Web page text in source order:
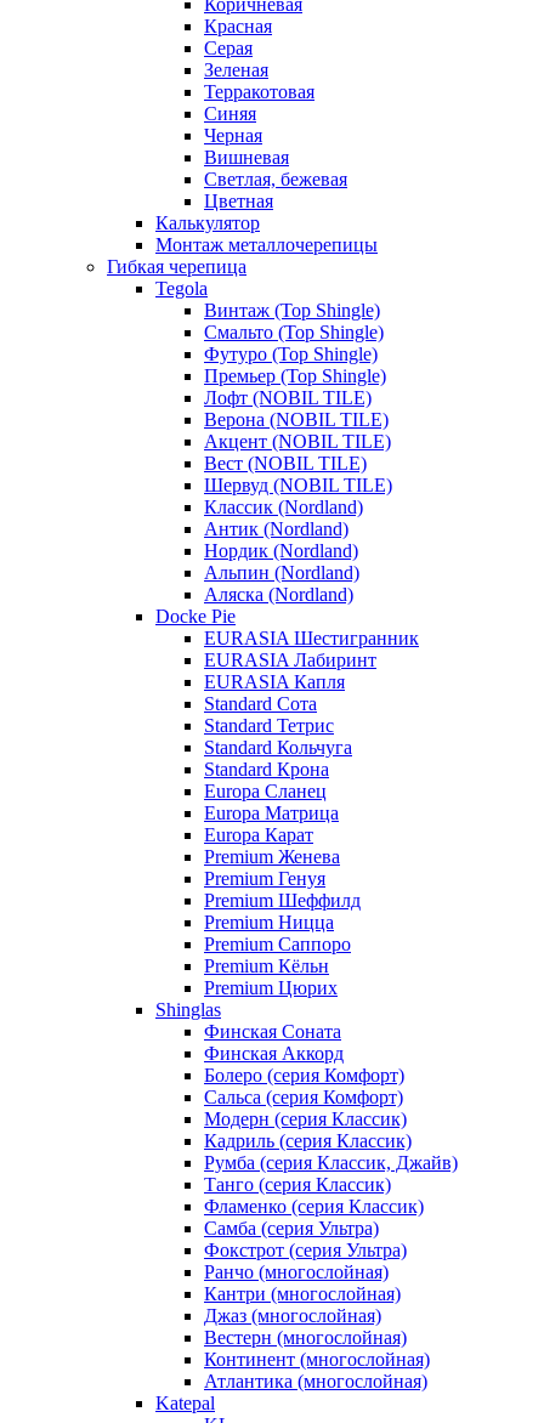
Коричневая
Красная
Серая
Зеленая
Терракотовая
Синяя
Черная
Вишневая
Светлая, бежевая
Цветная
Калькулятор
Монтаж металлочерепицы
Гибкая черепица
Tegola
Винтаж (Top Shingle)
Смальто (Top Shingle)
Футуро (Top Shingle)
Премьер (Top Shingle)
Лофт (NOBIL TILE)
Верона (NOBIL TILE)
Акцент (NOBIL TILE)
Вест (NOBIL TILE)
Шервуд (NOBIL TILE)
Классик (Nordland)
Антик (Nordland)
Нордик (Nordland)
Альпин (Nordland)
Аляска (Nordland)
Docke Pie
EURASIA Шестигранник
EURASIA Лабиринт
EURASIA Капля
Standard Сота
Standard Тетрис
Standard Кольчуга
Standard Крона
Europa Сланец
Europa Матрица
Europa Карат
Premium Женева
Premium Генуя
Premium Шеффилд
Premium Ницца
Premium Саппоро
Premium Кёльн
Premium Цюрих
Shinglas
Финская Соната
Финская Аккорд
Болеро (серия Комфорт)
Сальса (серия Комфорт)
Модерн (серия Классик)
Кадриль (серия Классик)
Румба (серия Классик, Джайв)
Танго (серия Классик)
Фламенко (серия Классик)
Самба (серия Ультра)
Фокстрот (серия Ультра)
Ранчо (многослойная)
Кантри (многослойная)
Джаз (многослойная)
Вестерн (многослойная)
Континент (многослойная)
Атлантика (многослойная)
Katepal